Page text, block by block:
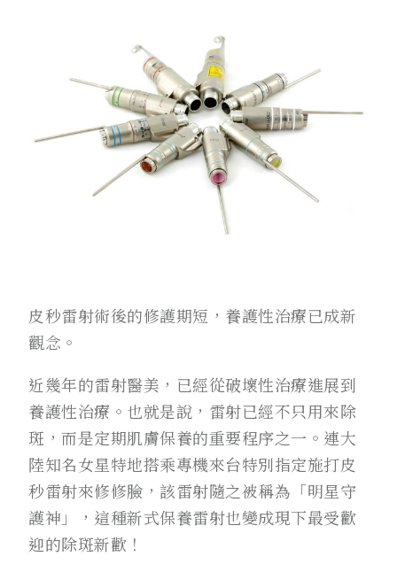
皮秒雷射術後的修護期短，養護性治療已成新
觀念。
近幾年的雷射醫美，已經從破壞性治療進展到
養護性治療。也就是說，雷射已經不只用來除
斑，而是定期肌膚保養的重要程序之一。連大
陸知名女星特地搭乘專機來台特別指定施打皮
秒雷射來修修臉，該雷射隨之被稱為「明星守
護神」，這種新式保養雷射也變成現下最受歡
迎的除斑新歡！